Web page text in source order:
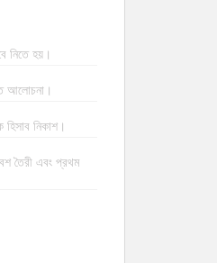
নিতে হয়।
আলোচনা।
নিকাশ।
তৈরী এবং প্রথম